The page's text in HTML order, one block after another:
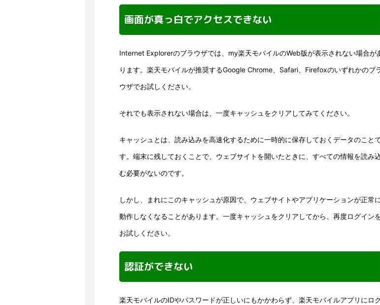
画面が真っ白でアクセスできない
Internet Explorerのブラウザでは、my楽天モバイルのWeb版が表示されない場合が
ります。楽天モバイルが推奨するGoogle Chrome、Safari、Firefoxのいずれかのブ
ウザでお試しください。
それでも表示されない場合は、一度キャッシュをクリアしてみてください。
キャッシュとは、読み込みを高速化するために一時的に保存しておくデータのこと
す。端末に残しておくことで、ウェブサイトを開いたときに、すべての情報を読み
む必要がないのです。
しかし、まれにこのキャッシュが原因で、ウェブサイトやアプリケーションが正常に
動作しなくなることがあります。一度キャッシュをクリアしてから、再度ログイン
お試しください。
認証ができない
楽天モバイルのIDやパスワードが正しいにもかかわらず、楽天モバイルアプリにロ